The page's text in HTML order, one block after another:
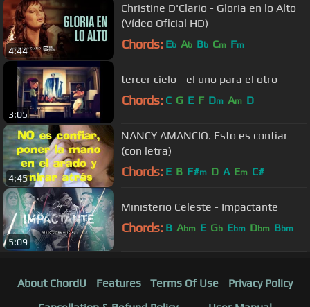
4:44
Christine D'Clario - Gloria en lo Alto
(Vídeo Oficial HD)
Chords: Eb Ab Bb Cm Fm
3:05
tercer cielo - el uno para el otro
Chords: C G E F Dm Am D
4:45
NANCY AMANCIO. Esto es confiar
(con letra)
Chords: E B F#m D A Em C#
5:09
Ministerio Celeste - Impactante
Chords: B Abm E Gb Ebm Dbm Bbm
About ChordU Features Terms Of Use
Privacy Policy